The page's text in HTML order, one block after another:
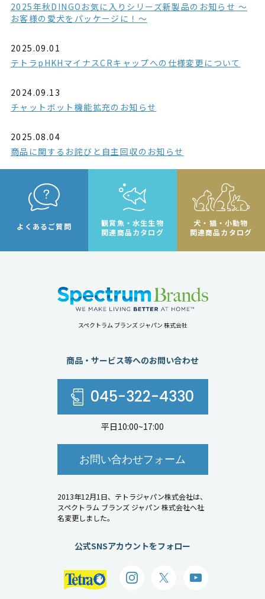
2025年秋DINGOお気に入りシリーズ新製品のお知らせ ～
お客様の愛犬をパッケージに！～
2025.09.01
テトラpHKHマイナスCRキャップへの仕様変更について
2024.09.13
チャットボット機能拡充のお知らせ
2025.08.04
商品に関するお詫びと自主回収のお知らせ
よくあるご質問
観賞魚・水生生物
関連商品カタログ
犬・猫・小動物
関連商品カタログ
スペクトラム ブランズ ジャパン 株式会社
商品・サービス等へのお問い合わせ
045-322-4330
平日10:00~17:00
お問い合わせフォーム
2013年12月1日、テトラジャパン株式会社は、
スペクトラム ブランズ ジャパン 株式会社へ社
名変更しました。
公式SNSアカウントをフォロー